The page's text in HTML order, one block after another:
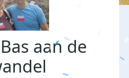
aan de